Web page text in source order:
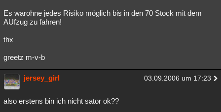
Es warohne jedes Risiko möglich bis in den 70 Stock mit dem
AUfzug zu fahren!
thx
greetz m-v-b
jersey_girl 03.09.2006 um 17:23
also erstens bin ich nicht sator ok??